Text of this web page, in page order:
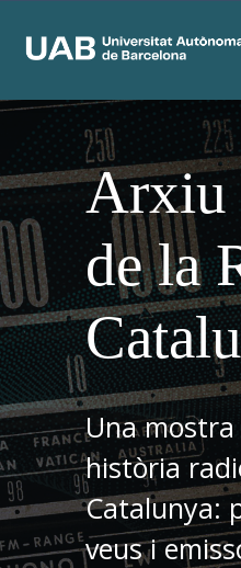
Arxiu
de la
Una
història
Catalunya:
veus i